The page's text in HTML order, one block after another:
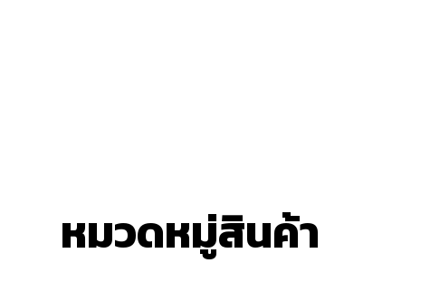
หมวดหมู่สินค้า